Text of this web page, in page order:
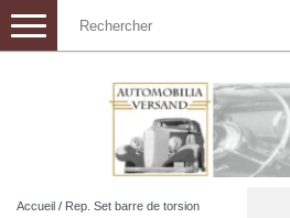
Toggle
navigation
Accueil / Rep. Set barre de torsion